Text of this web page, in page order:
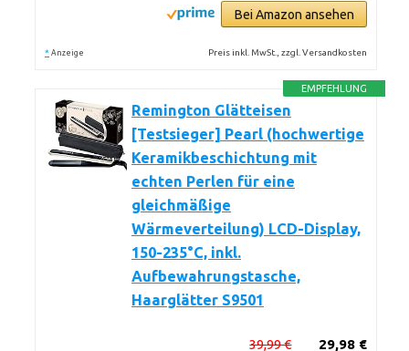
Bei Amazon ansehen
* Anzeige Preis inkl. MwSt., zzgl. Versandkosten
EMPFEHLUNG
Remington Glätteisen
[Testsieger] Pearl (hochwertige
Keramikbeschichtung mit
echten Perlen für eine
gleichmäßige
Wärmeverteilung) LCD-Display,
150-235°C, inkl.
Aufbewahrungstasche,
Haarglätter S9501
29,98 €
39,99 €